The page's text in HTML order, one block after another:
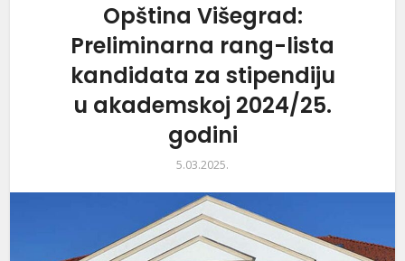
Opština Višegrad:
Preliminarna rang-lista
kandidata za stipendiju
u akademskoj 2024/25.
godini
5.03.2025.